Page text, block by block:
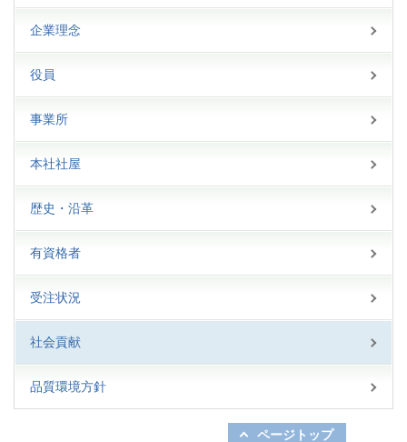
企業理念
役員
事業所
本社社屋
歴史・沿革
有資格者
受注状況
社会貢献
品質環境方針
ページトップ